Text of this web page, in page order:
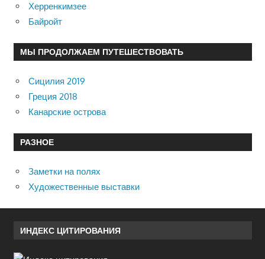
Херренкимзее
Байройт
МЫ ПРОДОЛЖАЕМ ПУТЕШЕСТВОВАТЬ
Сицилия 2019
Греция 2018
Канарские острова
РАЗНОЕ
Заметки на полях
Художественные выставки
ИНДЕКС ЦИТИРОВАНИЯ